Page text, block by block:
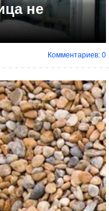
не
Комментариев: 0